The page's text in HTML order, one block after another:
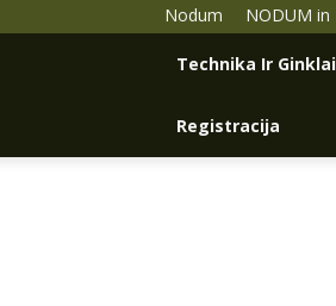
Nodum NODUM in
Technika Ir Ginklai
Registracija